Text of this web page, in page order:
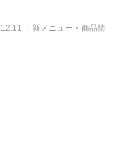
新メニュー・商品情